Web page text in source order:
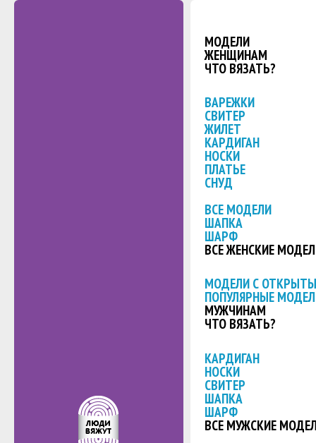
МОДЕЛИ
ЖЕНЩИНАМ
ЧТО ВЯЗАТЬ?
ВАРЕЖКИ
СВИТЕР
ЖИЛЕТ
КАРДИГАН
НОСКИ
ПЛАТЬЕ
СНУД
ВСЕ МОДЕЛИ
ШАПКА
ШАРФ
ВСЕ ЖЕНСКИЕ
МОДЕЛИ С
ПОПУЛЯРНЫЕ
МУЖЧИНАМ
ЧТО ВЯЗАТЬ?
КАРДИГАН
НОСКИ
СВИТЕР
ШАПКА
ШАРФ
ВСЕ МУЖСКИЕ